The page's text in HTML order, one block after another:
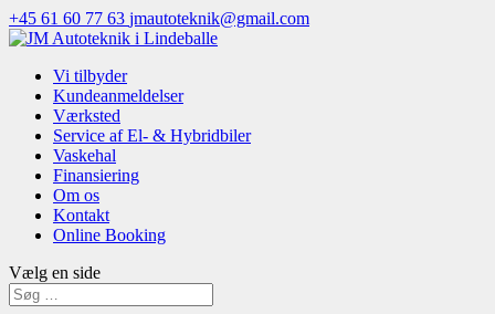
+45 61 60 77 63 jmautoteknik@gmail.com
Vi tilbyder
Kundeanmeldelser
Værksted
Service af El- & Hybridbiler
Vaskehal
Finansiering
Om os
Kontakt
Online Booking
Vælg en side